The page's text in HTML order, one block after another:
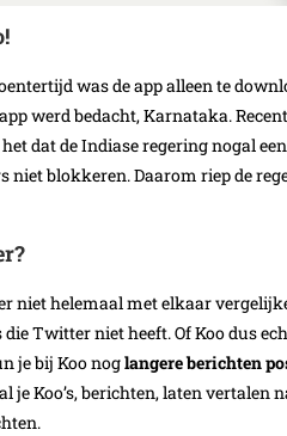
was de app alleen te
werd bedacht, Karnataka.
dat de Indiase regering nogal
blokkeren. Daarom riep de
niet helemaal met elkaar
Twitter niet heeft. Of Koo dus
je bij Koo noglangere berichten
je Koo’s, berichten, laten vertalen